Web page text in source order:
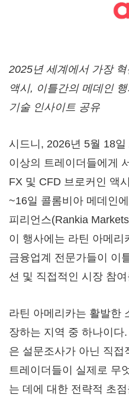
2025년 세계에서 가장
액시, 이틀간의 메데인
기술 인사이트 공유
시드니 , 2026년 5월 18일
이상의 트레이더들에게
FX 및 CFD 브로커인 액
~16일 콜롬비아 메데인
피리언스(Rankia
이 행사에는 라틴 아메리
금융업계 전문가들이 이
션 및 직접적인 시장 참
라틴 아메리카는 활발한
장하는 지역 중 하나이다
은 설문조사가 아닌 직접
트레이더들이 실제로 무
는 데에 대한 전략적 초